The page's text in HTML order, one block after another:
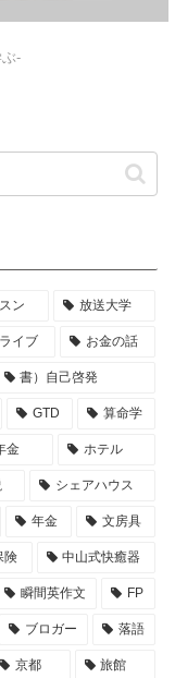
-
ン 放送大学
イブ お金の話
書）自己啓発
GTD 算命学
金 ホテル
シェアハウス
年金 文房具
険 中山式快癒器
瞬間英作文 FP
ブロガー 落語
京都 旅館